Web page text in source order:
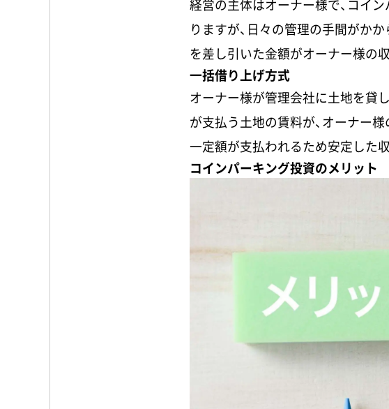
経営の主体はオーナー様で、コイ
りますが、日々の管理の手間がか
を差し引いた金額がオーナー様の
一括借り上げ方式
オーナー様が管理会社に土地を貸
が支払う土地の賃料が、オーナー
一定額が支払われるため安定した
コインパーキング投資のメリット